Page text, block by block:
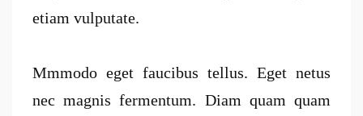
etiam vulputate.
Mmmodo eget faucibus tellus. Eget netus
nec magnis fermentum. Diam quam quam